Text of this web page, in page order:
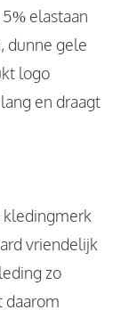
elastaan
dunne gele
logo
en draagt
kledingmerk
vriendelijk
zo
daarom